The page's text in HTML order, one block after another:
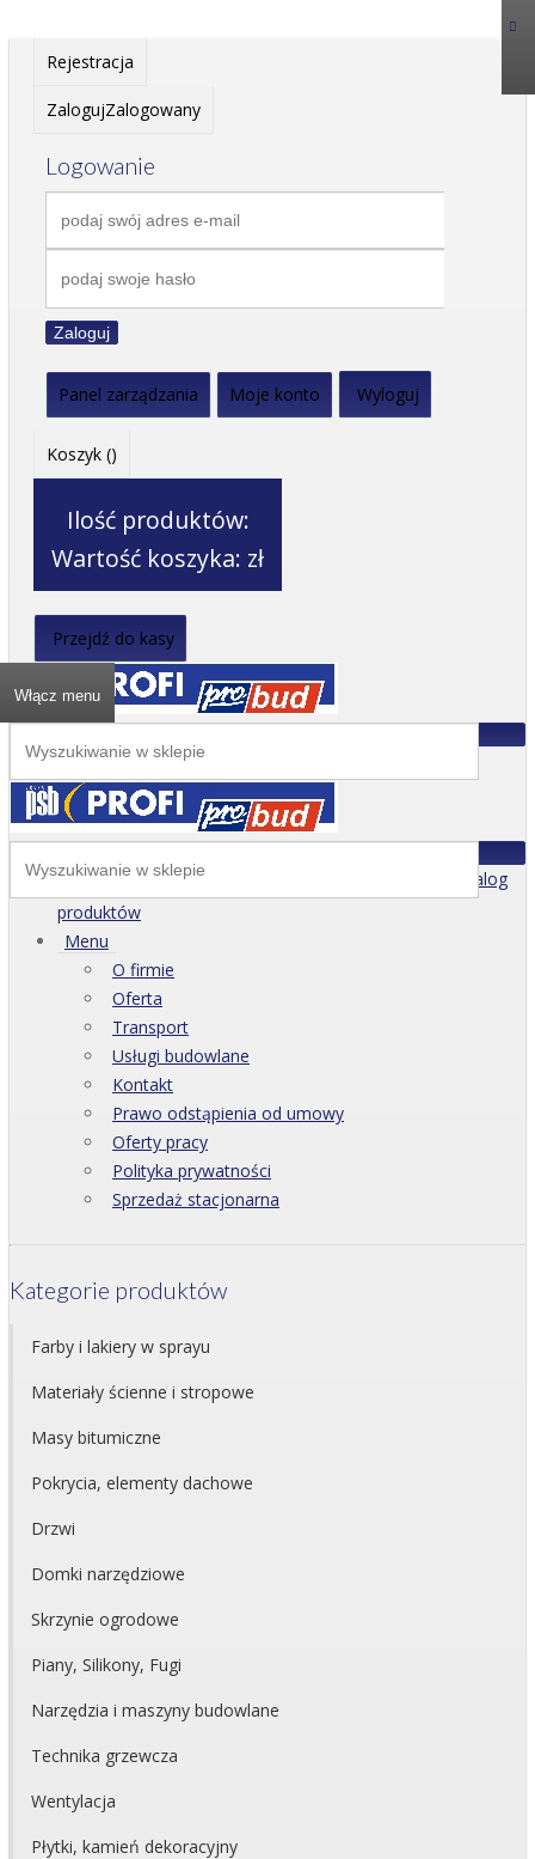
Rejestracja
ZalogujZalogowany
Logowanie
Zaloguj
Panel zarządzania Moje konto Wyloguj
Koszyk ()
Ilość produktów:
Wartość koszyka: zł
Przejdź do kasy
Włącz menu
Katalog
produktów
Menu
O firmie
Oferta
Transport
Usługi budowlane
Kontakt
Prawo odstąpienia od umowy
Oferty pracy
Polityka prywatności
Sprzedaż stacjonarna
Kategorie produktów
Farby i lakiery w sprayu
Materiały ścienne i stropowe
Masy bitumiczne
Pokrycia, elementy dachowe
Drzwi
Domki narzędziowe
Skrzynie ogrodowe
Piany, Silikony, Fugi
Narzędzia i maszyny budowlane
Technika grzewcza
Wentylacja
Płytki, kamień dekoracyjny